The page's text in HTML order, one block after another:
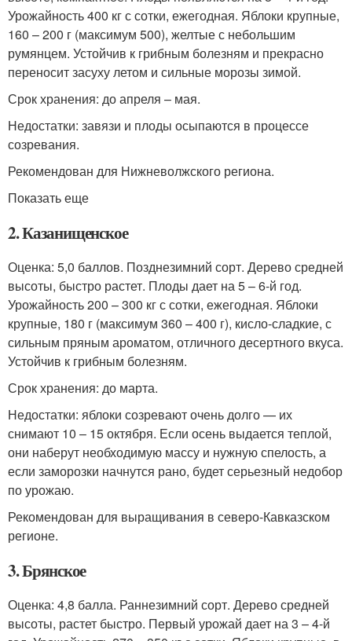
Урожайность 400 кг с сотки, ежегодная. Яблоки крупные,
160 – 200 г (максимум 500), желтые с небольшим
румянцем. Устойчив к грибным болезням и прекрасно
переносит засуху летом и сильные морозы зимой.
Срок хранения: до апреля – мая.
Недостатки: завязи и плоды осыпаются в процессе
созревания.
Рекомендован для Нижневолжского региона.
Показать еще
2. Казанищенское
Оценка: 5,0 баллов. Позднезимний сорт. Дерево средней
высоты, быстро растет. Плоды дает на 5 – 6-й год.
Урожайность 200 – 300 кг с сотки, ежегодная. Яблоки
крупные, 180 г (максимум 360 – 400 г), кисло-сладкие, с
сильным пряным ароматом, отличного десертного вкуса.
Устойчив к грибным болезням.
Срок хранения: до марта.
Недостатки: яблоки созревают очень долго — их
снимают 10 – 15 октября. Если осень выдается теплой,
они наберут необходимую массу и нужную спелость, а
если заморозки начнутся рано, будет серьезный недобор
по урожаю.
Рекомендован для выращивания в северо-Кавказском
регионе.
3. Брянское
Оценка: 4,8 балла. Раннезимний сорт. Дерево средней
высоты, растет быстро. Первый урожай дает на 3 – 4-й